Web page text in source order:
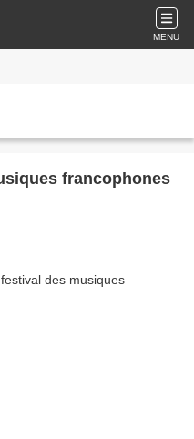
MENU
francophones